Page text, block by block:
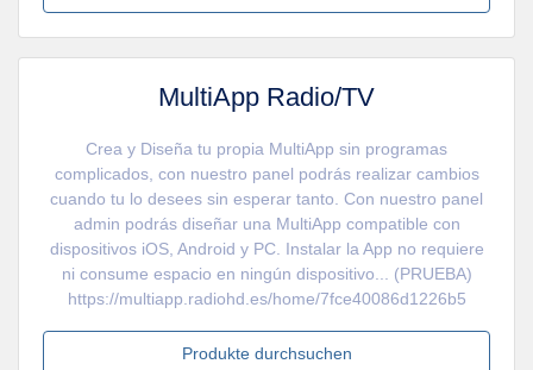
MultiApp Radio/TV
Crea y Diseña tu propia MultiApp sin programas
complicados, con nuestro panel podrás realizar cambios
cuando tu lo desees sin esperar tanto. Con nuestro panel
admin podrás diseñar una MultiApp compatible con
dispositivos iOS, Android y PC. Instalar la App no requiere
ni consume espacio en ningún dispositivo... (PRUEBA)
https://multiapp.radiohd.es/home/7fce40086d1226b5
Produkte durchsuchen